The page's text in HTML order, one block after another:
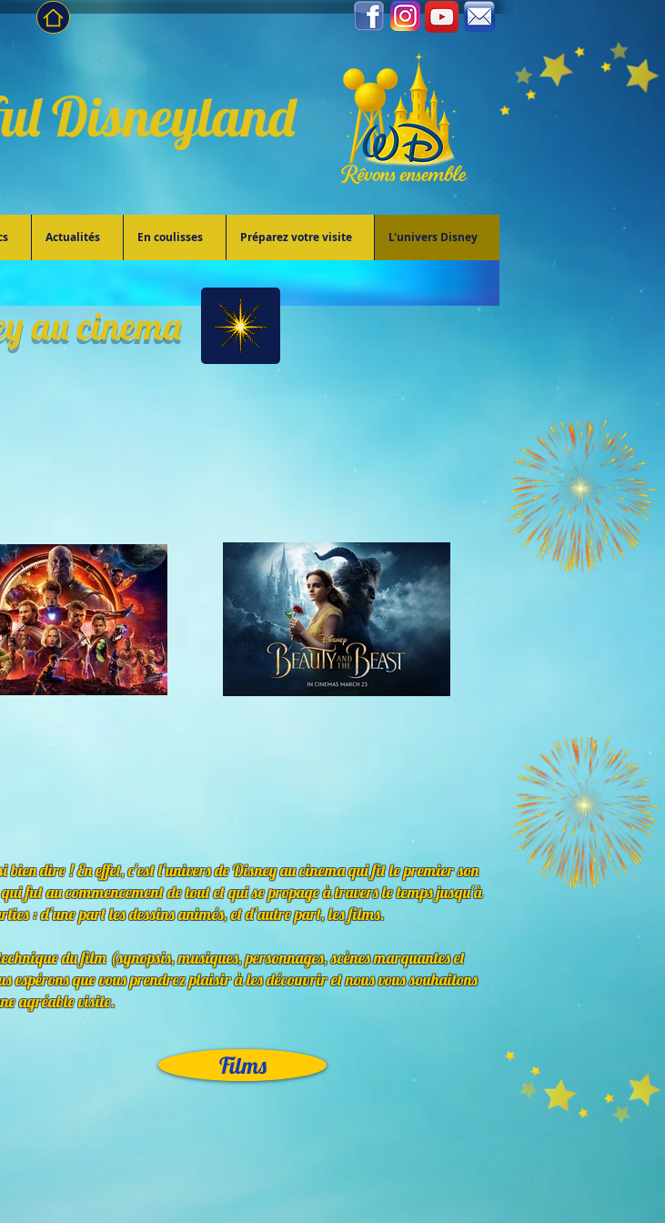
Disneyland
au cinema
dire ! En effet, c'est l'univers de Disney au cinema qui fit le premier son
fut au commencement de tout et qui se propage à travers le temps jusqu'à
: d'une part les dessins animés, et d'autre part, les films.
du film (synopsis, musiques, personnages, scènes marquantes et
espérons que vous prendrez plaisir à les découvrir et nous vous souhaitons
agréable visite.
Films
Actualités En coulisses Préparez votre visite L'univers Disney